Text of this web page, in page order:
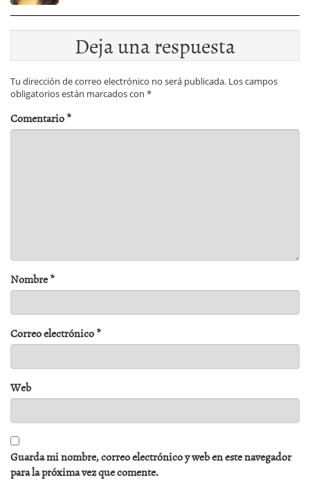
Deja una respuesta
Tu dirección de correo electrónico no será publicada. Los campos
obligatorios están marcados con *
Comentario*
Nombre*
Correo electrónico*
Web
Guarda mi nombre, correo electrónico y web en este navegador
para la próxima vez que comente.